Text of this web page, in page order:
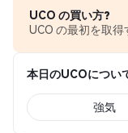
UCO の買い方?
UCO の最初を取得
本日のUCOについ
強気